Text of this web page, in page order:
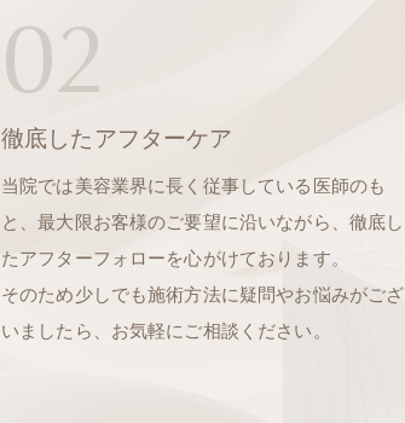
02
徹底したアフターケア
当院では美容業界に長く従事している医師のも
と、最大限お客様のご要望に沿いながら、徹底し
たアフターフォローを心がけております。
そのため少しでも施術方法に疑問やお悩みがござ
いましたら、お気軽にご相談ください。